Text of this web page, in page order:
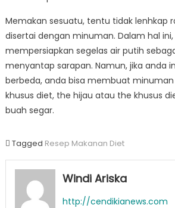
Memakan sesuatu, tentu tidak lenhkap
disertai dengan minuman. Dalam hal
mempersiapkan segelas air putih
menyantap sarapan. Namun, jika anda
berbeda, anda bisa membuat minuman
khusus diet, the hijau atau the khusus
buah segar.
Tagged Resep Makanan Diet
Windi Ariska
http://cendikianews.com